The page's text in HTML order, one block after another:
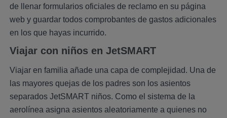
de llenar formularios oficiales de reclamo en su página
web y guardar todos comprobantes de gastos adicionales
en los que hayas incurrido.
Viajar con niños en JetSMART
Viajar en familia añade una capa de complejidad. Una de
las mayores quejas de los padres son los asientos
separados JetSMART niños. Como el sistema de la
aerolínea asigna asientos aleatoriamente a quienes no